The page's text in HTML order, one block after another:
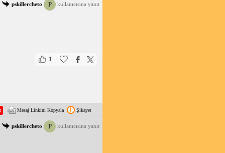
pskillercheto P kullanıcısına yanıt
1
Mesaj Linkini Kopyala Şikayet
pskillercheto P kullanıcısına yanıt